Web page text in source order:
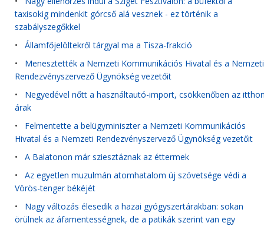
taxisokig mindenkit górcső alá vesznek - ez történik a
szabályszegőkkel
• Államfőjelöltekről tárgyal ma a Tisza-frakció
• Menesztették a Nemzeti Kommunikációs Hivatal és a Nemzeti
Rendezvényszervező Ügynökség vezetőit
• Negyedével nőtt a használtautó-import, csökkenőben az
árak
• Felmentette a belügyminiszter a Nemzeti Kommunikációs
Hivatal és a Nemzeti Rendezvényszervező Ügynökség vezetőit
• A Balatonon már sziesztáznak az éttermek
• Az egyetlen muzulmán atomhatalom új szövetsége védi a
Vörös-tenger békéjét
• Nagy változás élesedik a hazai gyógyszertárakban: sokan
örülnek az áfamentességnek, de a patikák szerint van egy